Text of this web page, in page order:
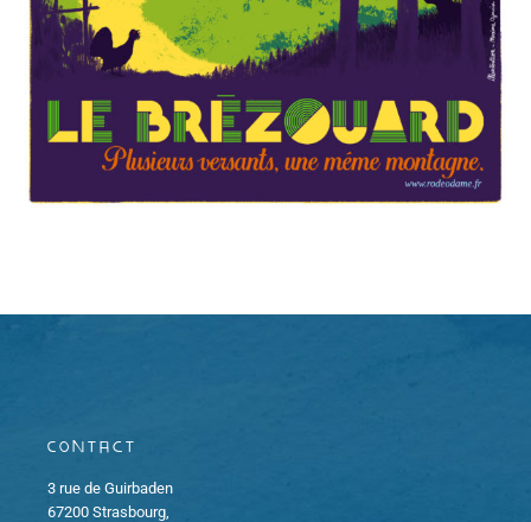
Contact
3 rue de Guirbaden
67200 Strasbourg,